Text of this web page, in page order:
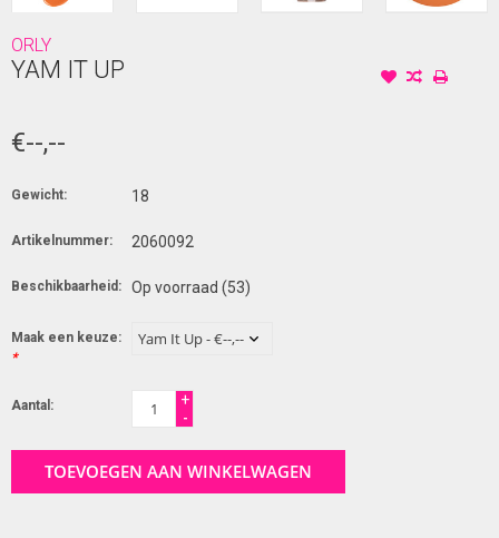
ORLY
YAM IT UP
€--,--
Gewicht: 18
Artikelnummer: 2060092
Beschikbaarheid: Op voorraad (53)
Maak een keuze:
*
Aantal:
+
-
TOEVOEGEN AAN WINKELWAGEN